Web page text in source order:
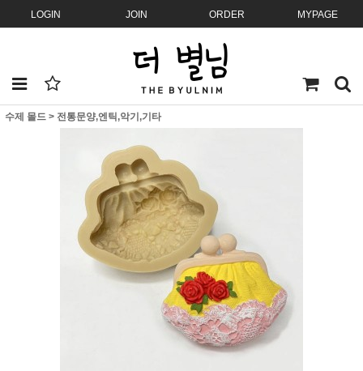
LOGIN JOIN ORDER MYPAGE
수제 몰드 > 전통문양,엔틱,악기,기타